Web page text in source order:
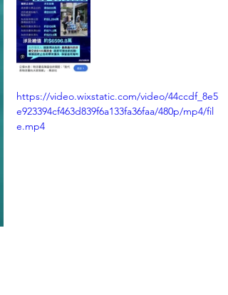
https://video.wixstatic.com/video/44ccdf_8e5
e923394cf463d839f6a133fa36faa/480p/mp4/fil
e.mp4